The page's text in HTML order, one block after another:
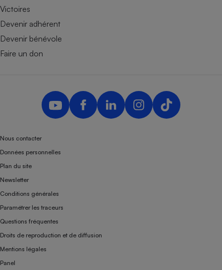
Victoires
Devenir adhérent
Devenir bénévole
Faire un don
Nous contacter
Données personnelles
Plan du site
Newsletter
Conditions générales
Paramétrer les traceurs
Questions fréquentes
Droits de reproduction et de diffusion
Mentions légales
Panel